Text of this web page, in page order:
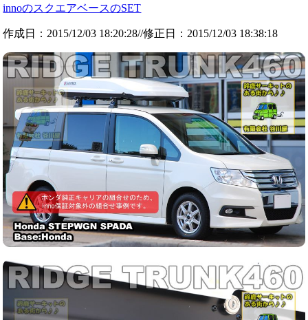
innoのスクエアベースのSET
作成日：2015/12/03 18:20:28//修正日：2015/12/03 18:38:18